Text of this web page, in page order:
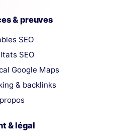
& preuves
SEO
SEO
Google Maps
& backlinks
& légal